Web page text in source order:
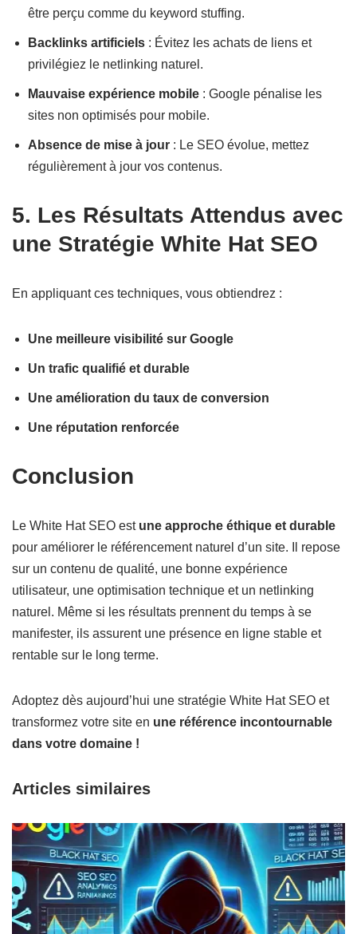
être perçu comme du keyword stuffing.
Backlinks artificiels : Évitez les achats de liens et
privilégiez le netlinking naturel.
Mauvaise expérience mobile : Google pénalise les
sites non optimisés pour mobile.
Absence de mise à jour : Le SEO évolue, mettez
régulièrement à jour vos contenus.
5. Les Résultats Attendus avec
une Stratégie White Hat SEO
En appliquant ces techniques, vous obtiendrez :
Une meilleure visibilité sur Google
Un trafic qualifié et durable
Une amélioration du taux de conversion
Une réputation renforcée
Conclusion
Le White Hat SEO est une approche éthique et durable
pour améliorer le référencement naturel d’un site. Il repose
sur un contenu de qualité, une bonne expérience
utilisateur, une optimisation technique et un netlinking
naturel. Même si les résultats prennent du temps à se
manifester, ils assurent une présence en ligne stable et
rentable sur le long terme.
Adoptez dès aujourd’hui une stratégie White Hat SEO et
transformez votre site en une référence incontournable
dans votre domaine !
Articles similaires